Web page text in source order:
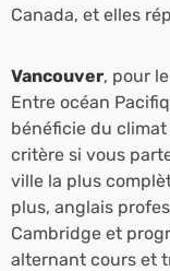
Canada, et elles
Vancouver, pour
Entre océan
bénéficie du
critère si vous
ville la plus
plus, anglais
Cambridge et
alternant cours et